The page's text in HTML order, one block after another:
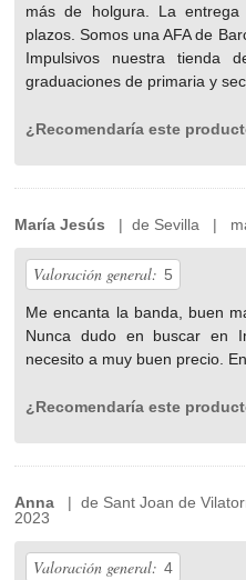
más de holgura. La
plazos. Somos una AFA de
Impulsivos nuestra tienda
graduaciones de primaria y
¿Recomendaría este
María Jesús | de Sevilla |
Valoración general: 5
Me encanta la banda, buen
Nunca dudo en buscar en
necesito a muy buen precio.
¿Recomendaría este
Anna | de Sant Joan de
2023
Valoración general: 4